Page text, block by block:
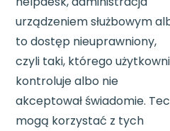
urządzeniem służbowym
to dostęp nieuprawniony,
czyli taki, którego
kontroluje albo nie
akceptował świadomie.
mogą korzystać z tych